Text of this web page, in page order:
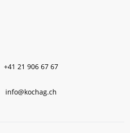
+41 21 906 67 67
info@kochag.ch